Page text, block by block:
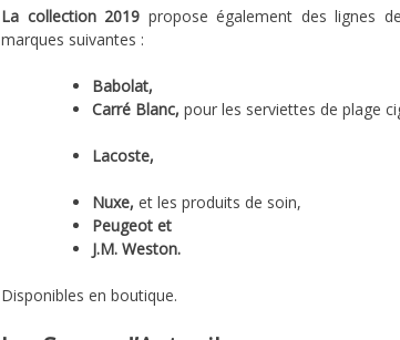
La collection 2019 propose également des lignes
marques suivantes :
Babolat,
Carré Blanc,pour les serviettes de plage
Lacoste,
Nuxe,et les produits de soin,
Peugeot et
J.M. Weston.
Disponibles en boutique.